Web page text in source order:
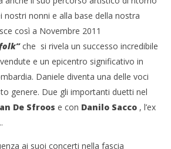
nostri nonni e alla base della nostra
così a Novembre 2011
che si rivela un successo incredibile
e un epicentro significativo in
Daniele diventa una delle voci
genere. Due gli importanti duetti nel
De Sfroos e con Danilo Sacco , l’ex
ai suoi concerti nella fascia